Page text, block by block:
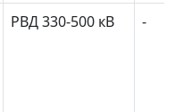
РВД 330-500 кВ -